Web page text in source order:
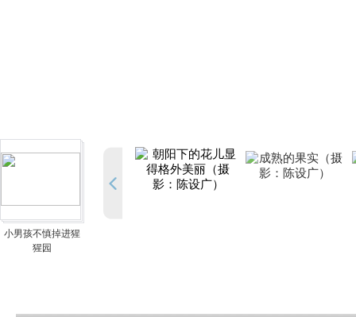
小男孩不慎掉进猩
猩园